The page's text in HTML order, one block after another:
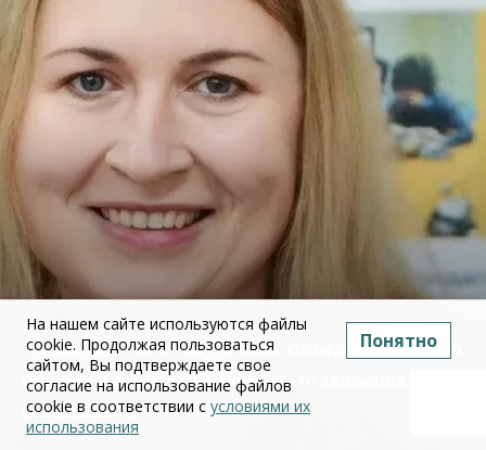
Юлия Дружинина: Объединение ЕГЭ по
истории и обществознанию — это эволюция, а не
революция
На нашем сайте используются файлы
cookie. Продолжая пользоваться
сайтом, Вы подтверждаете свое
согласие на использование файлов
cookie в соответствии с условиями их
использования
Понятно